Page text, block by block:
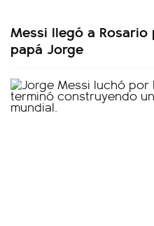
Messi llegó a
papá Jorge